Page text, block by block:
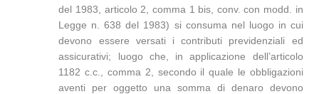
del 1983, articolo 2, comma 1 bis, conv. con modd. in
Legge n. 638 del 1983) si consuma nel luogo in cui
devono essere versati i contributi previdenziali ed
assicurativi; luogo che, in applicazione dell’articolo
1182 c.c., comma 2, secondo il quale le obbligazioni
aventi per oggetto una somma di denaro devono